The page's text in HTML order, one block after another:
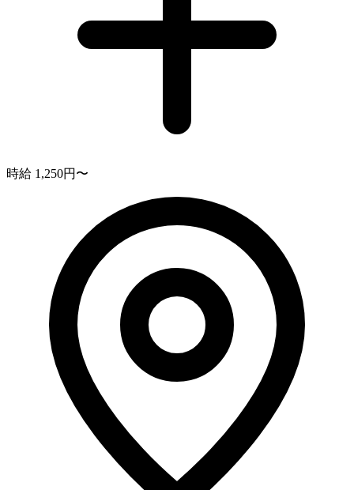
時給 1,250円〜